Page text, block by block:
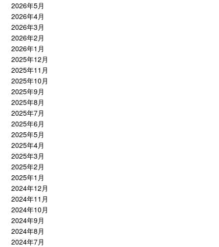
2026年5月
2026年4月
2026年3月
2026年2月
2026年1月
2025年12月
2025年11月
2025年10月
2025年9月
2025年8月
2025年7月
2025年6月
2025年5月
2025年4月
2025年3月
2025年2月
2025年1月
2024年12月
2024年11月
2024年10月
2024年9月
2024年8月
2024年7月